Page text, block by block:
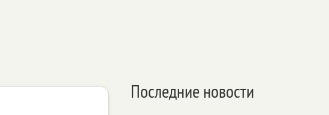
Последние новости